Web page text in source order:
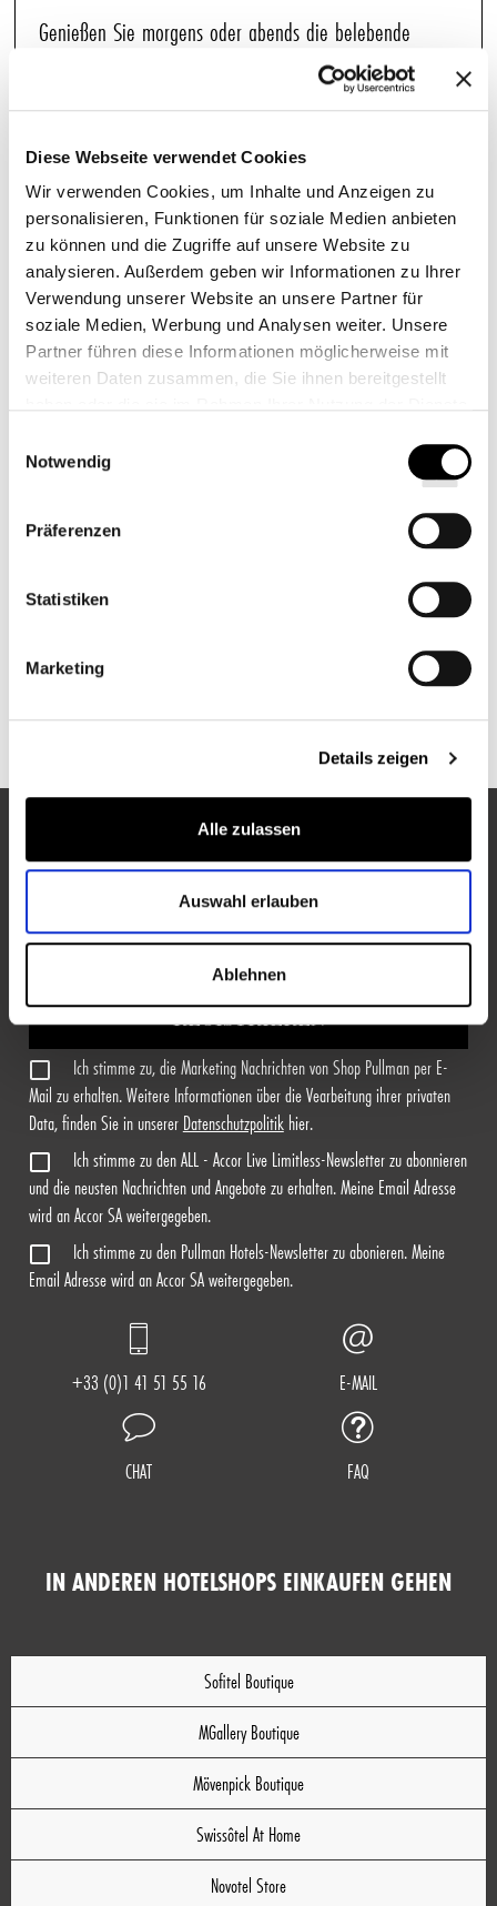
Diese Webseite verwendet Cookies
Wir verwenden Cookies, um Inhalte und Anzeigen zu
personalisieren, Funktionen für soziale Medien anbieten
zu können und die Zugriffe auf unsere Website zu
analysieren. Außerdem geben wir Informationen zu Ihrer
Verwendung unserer Website an unsere Partner für
soziale Medien, Werbung und Analysen weiter. Unsere
Partner führen diese Informationen möglicherweise mit
weiteren Daten zusammen, die Sie ihnen bereitgestellt
Notwendig
Präferenzen
Statistiken
Marketing
Details zeigen
Alle zulassen
Auswahl erlauben
Ablehnen
Genießen Sie morgens oder abends die belebende
Wirkung unseres Bade- & Körperpflege-Sets von C.O.
Bigelow, das in den Gästezimmern der Pullman Hotels
und Mandarine stimulieren die Sinne, gepaart mit
Untertönen von pfeffrigen Holzgewürzen. Das Set
enthält je eine Flasche Shampoo, Haarbalsam,
Körperlotion und Duschgel. Dermatologisch getestet.
WEITERE ARTIKEL, DIE SIE LIEBEN WERDEN
ENTDECKEN SIE MEHR VON PULLMAN HOTELS
REGISTRIEREN
Ich stimme zu, die Marketing Nachrichten von Shop Pullman per E-
Mail zu erhalten. Weitere Informationen über die Vearbeitung ihrer privaten
Data, finden Sie in unserer Datenschutzpolitikhier.
Ich stimme zu den ALL - Accor Live Limitless-Newsletter zu abonnieren
und die neusten Nachrichten und Angebote zu erhalten. Meine Email Adresse
wird an Accor SA weitergegeben.
Ich stimme zu den Pullman Hotels-Newsletter zu abonieren. Meine
Email Adresse wird an Accor SA weitergegeben.
+33 (0)1 41 51 55 16 E-MAIL
CHAT FAQ
IN ANDEREN HOTELSHOPS EINKAUFEN GEHEN
Sofitel Boutique
MGallery Boutique
Mövenpick Boutique
Swissôtel At Home
Novotel Store